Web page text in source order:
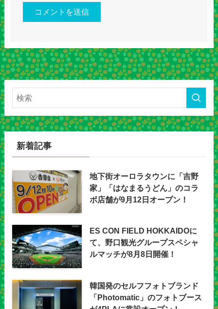
新着記事
地下街オーロラタウンに「吉野
家」「はなまるうどん」のコラ
ボ店舗が9月12日オープン！
ES CON FIELD HOKKAIDOに
て、野口観光グループスペシャ
ルマッチが8月8日開催！
韓国発のセルフフォトブランド
「Photomatic」のフォトブース